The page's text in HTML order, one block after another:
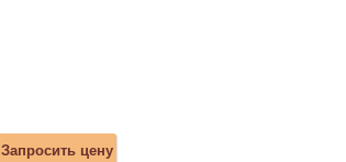
Запросить цену